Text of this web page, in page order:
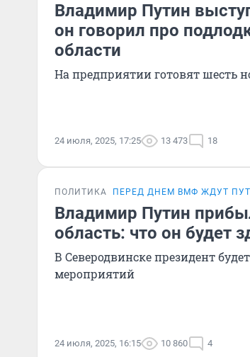
Владимир Путин
он говорил про
области
На предприятии готовят шесть
24 июля, 2025, 17:25 13 473 18
ПОЛИТИКА ПЕРЕД ДНЕМ ВМФ ЖДУТ
Владимир Путин
область: что он будет
В Северодвинске президент
мероприятий
24 июля, 2025, 16:15 10 860 4